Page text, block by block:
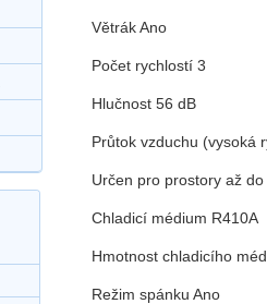
Větrák Ano
Počet rychlostí 3
Hlučnost 56 dB
Průtok vzduchu (vysoká
Určen pro prostory až
Chladicí médium R410A
Hmotnost chladicího
Režim spánku Ano